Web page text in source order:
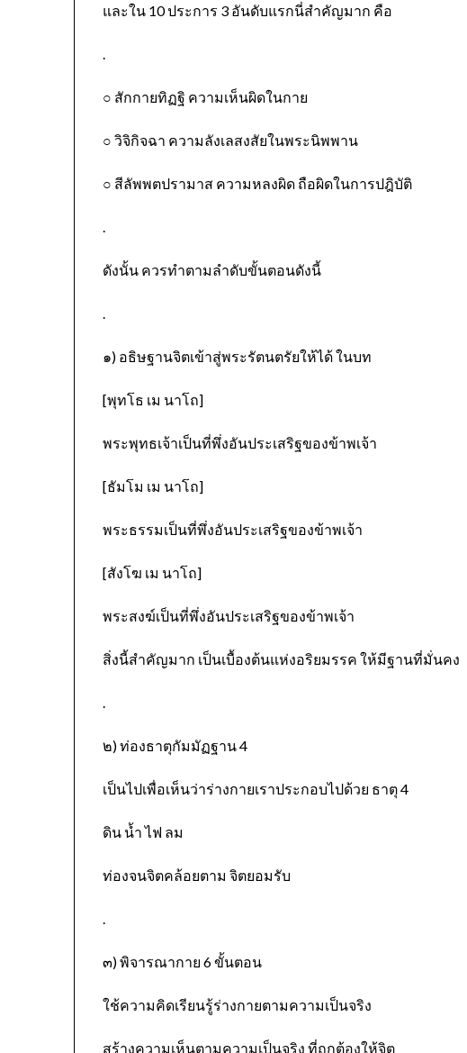
และใน 10 ประการ 3 อันดับแรกนี่สำคัญมาก คือ
○ สักกายทิฏฐิ ความเห็นผิดในกาย
○ วิจิกิจฉา ความลังเลสงสัยในพระนิพพาน
○ สีลัพพตปรามาส ความหลงผิด ถือผิดในการปฎิบัติ
ดังนั้น ควรทำตามลำดับขั้นตอนดังนี้
๑) อธิษฐานจิตเข้าสู่พระรัตนตรัยให้ได้ ในบท
[พุทโธ เม นาโถ]
พระพุทธเจ้าเป็นที่พึ่งอันประเสริฐของข้าพเจ้า
[ธัมโม เม นาโถ]
พระธรรมเป็นที่พึ่งอันประเสริฐของข้าพเจ้า
[สังโฆ เม นาโถ]
พระสงฆ์เป็นที่พึ่งอันประเสริฐของข้าพเจ้า
สิ่งนี้สำคัญมาก เป็นเบื้องต้นแห่งอริยมรรค ให้มีฐานที่มั่นคง
๒) ท่องธาตุกัมมัฏฐาน 4
เป็นไปเพื่อเห็นว่าร่างกายเราประกอบไปด้วย ธาตุ 4
ดิน น้ำ ไฟ ลม
ท่องจนจิตคล้อยตาม จิตยอมรับ
๓) พิจารณากาย 6 ขั้นตอน
ใช้ความคิดเรียนรู้ร่างกายตามความเป็นจริง
สร้างความเห็นตามความเป็นจริง ที่ถูกต้องให้จิต